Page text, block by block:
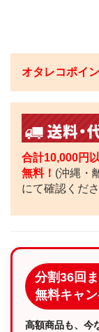
オタレコポイ
合計10,000円
無料！ (沖縄・
にて確認くだ
分割36回
無料キャ
高額商品も、今